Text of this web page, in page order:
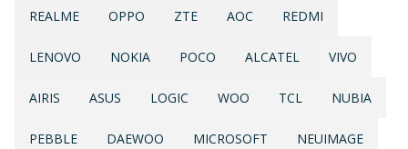
REALME OPPO ZTE AOC REDMI
LENOVO NOKIA POCO ALCATEL VIVO
AIRIS ASUS LOGIC WOO TCL NUBIA
PEBBLE DAEWOO MICROSOFT NEUIMAGE